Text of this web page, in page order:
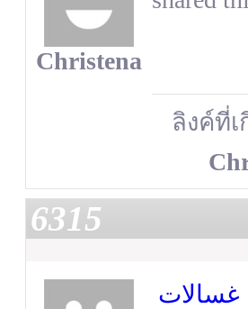
Christena
ลิงค์ที่
6315
غسالات